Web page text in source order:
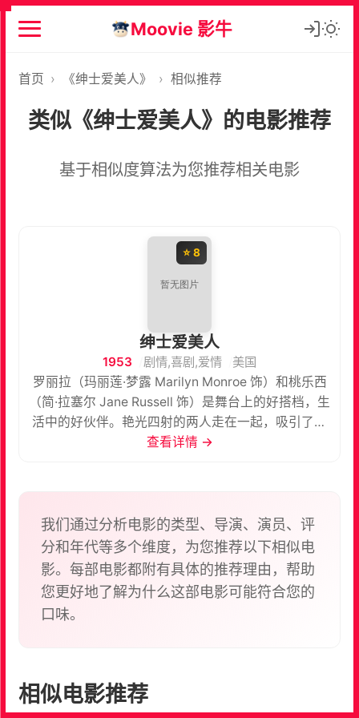
Moovie 影牛
首页 › 《绅士爱美人》 › 相似推荐
类似《绅士爱美人》的电影推荐
基于相似度算法为您推荐相关电影
⭐ 8
绅士爱美人
1953 剧情,喜剧,爱情
美国
罗丽拉（玛丽莲·梦露 Marilyn Monroe 饰）和桃乐西
（简·拉塞尔 Jane Russell 饰）是舞台上的好搭档，生
活中的好伙伴。艳光四射的两人走在一起，吸引了无
数男人的目光，然而，她们并非空有一副好皮囊，论
了一名为古斯（托米·努南 Tommy Noonan 饰）的男
子。原来，古斯是艾仕文父亲派来的私家侦探，为的
是考验罗丽拉对自己儿子的真心。随着时间的推移，
桃乐西竟然慢慢爱上了善良的古斯，但罗丽拉很显然
帮自己的好闺蜜相中了另一位“金龟婿”。
查看详情 →
我们通过分析电影的类型、导演、演员、评
分和年代等多个维度，为您推荐以下相似电
影。每部电影都附有具体的推荐理由，帮助
您更好地了解为什么这部电影可能符合您的
口味。
相似电影推荐